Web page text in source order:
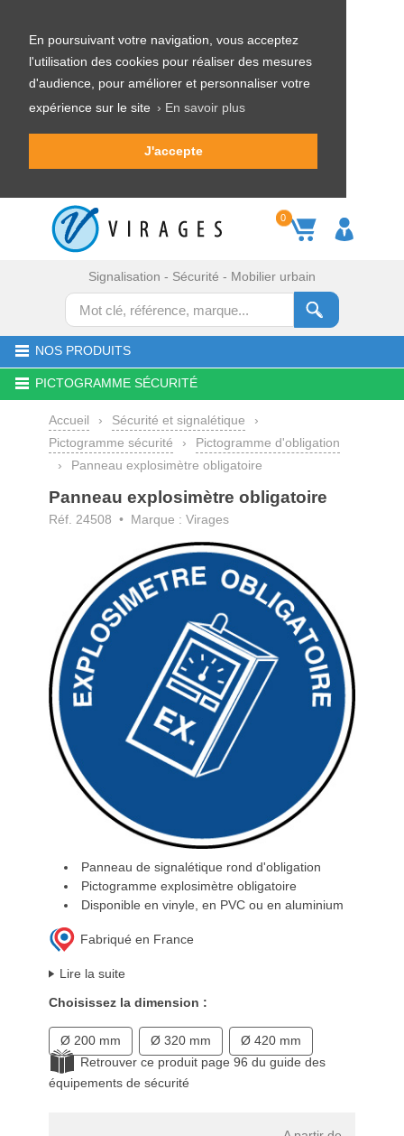
En poursuivant votre navigation, vous acceptez
l'utilisation des cookies pour réaliser des mesures
d'audience, pour améliorer et personnaliser votre
expérience sur le site › En savoir plus
J'accepte
0
Signalisation - Sécurité - Mobilier urbain
NOS PRODUITS
PICTOGRAMME SÉCURITÉ
Accueil › Sécurité et signalétique
›
Pictogramme sécurité
›
Pictogramme d'obligation
›
Panneau explosimètre obligatoire
Panneau explosimètre obligatoire
Réf. 24508 • Marque : Virages
Panneau de signalétique rond d'obligation
Pictogramme explosimètre obligatoire
Disponible en vinyle, en PVC ou en aluminium
Fabriqué en France
Lire la suite
Choisissez la dimension :
Ø 200 mm Ø 320 mm
Ø 420 mm
Retrouver ce produit page 96 du guide des
équipements de sécurité